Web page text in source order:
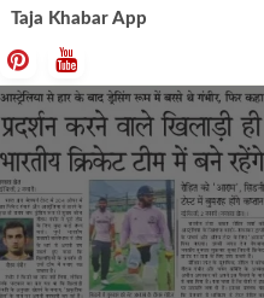
Taja Khabar App